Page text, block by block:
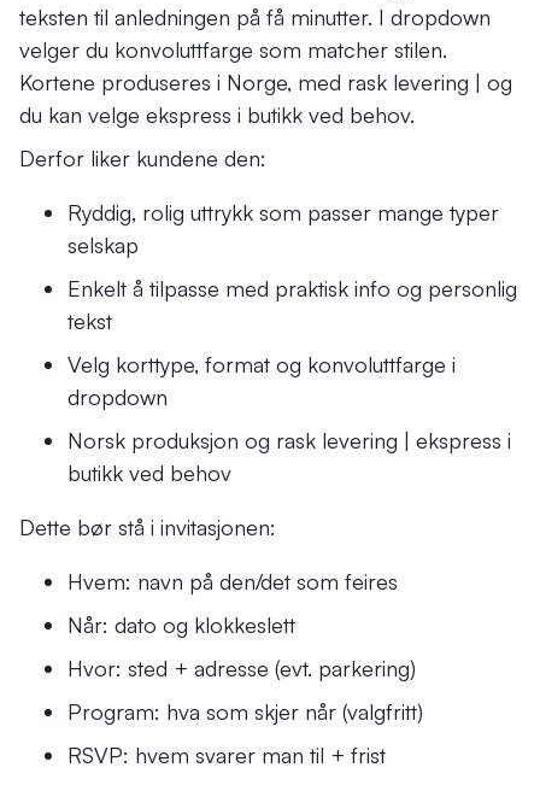
teksten til anledningen på få minutter. I dropdown
velger du konvoluttfarge som matcher stilen.
Kortene produseres i Norge, med rask levering | og
du kan velge ekspress i butikk ved behov.
Derfor liker kundene den:
Ryddig, rolig uttrykk som passer mange typer
selskap
Enkelt å tilpasse med praktisk info og personlig
tekst
Velg korttype, format og konvoluttfarge i
dropdown
Norsk produksjon og rask levering | ekspress i
butikk ved behov
Dette bør stå i invitasjonen:
Hvem: navn på den/det som feires
Når: dato og klokkeslett
Hvor: sted + adresse (evt. parkering)
Program: hva som skjer når (valgfritt)
RSVP: hvem svarer man til + frist